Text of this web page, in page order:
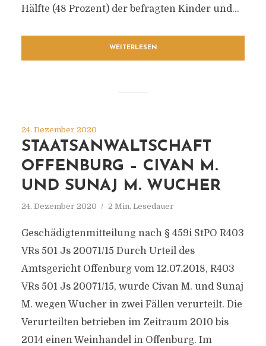
Hälfte (48 Prozent) der befragten Kinder und...
WEITERLESEN
24. Dezember 2020
STAATSANWALTSCHAFT
OFFENBURG – CIVAN M.
UND SUNAJ M. WUCHER
24. Dezember 2020 2 Min. Lesedauer
Geschädigtenmitteilung nach § 459i StPO R403
VRs 501 Js 20071/​15 Durch Urteil des
Amtsgericht Offenburg vom 12.07.2018, R403
VRs 501 Js 20071/​15, wurde Civan M. und Sunaj
M. wegen Wucher in zwei Fällen verurteilt. Die
Verurteilten betrieben im Zeitraum 2010 bis
2014 einen Weinhandel in Offenburg. Im